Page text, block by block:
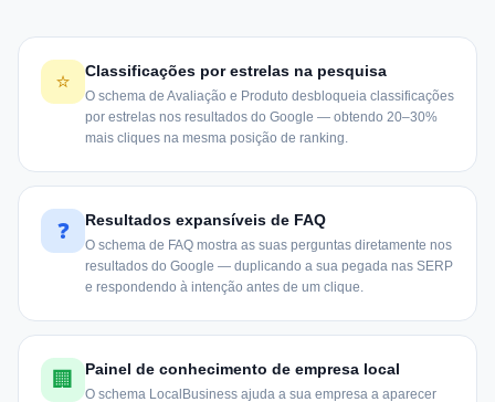
⭐ Classificações por estrelas na pesquisa
O schema de Avaliação e Produto desbloqueia classificações
por estrelas nos resultados do Google — obtendo 20–30%
mais cliques na mesma posição de ranking.
❓ Resultados expansíveis de FAQ
O schema de FAQ mostra as suas perguntas diretamente nos
resultados do Google — duplicando a sua pegada nas SERP
e respondendo à intenção antes de um clique.
🏢 Painel de conhecimento de empresa local
O schema LocalBusiness ajuda a sua empresa a aparecer